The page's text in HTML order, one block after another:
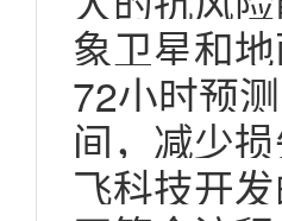
象卫星和
72小时预
间，减少
飞科技开